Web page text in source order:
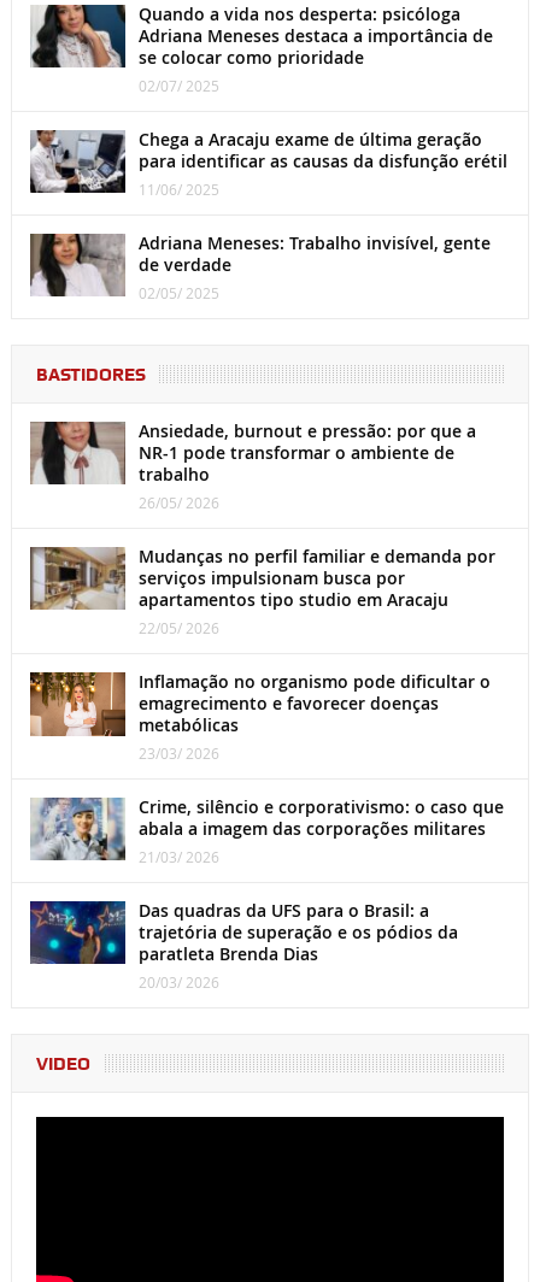
Quando a vida nos desperta: psicóloga
Adriana Meneses destaca a importância de
se colocar como prioridade
02/07/ 2025
Chega a Aracaju exame de última geração
para identificar as causas da disfunção erétil
11/06/ 2025
Adriana Meneses: Trabalho invisível, gente
de verdade
02/05/ 2025
BASTIDORES
Ansiedade, burnout e pressão: por que a
NR-1 pode transformar o ambiente de
trabalho
26/05/ 2026
Mudanças no perfil familiar e demanda por
serviços impulsionam busca por
apartamentos tipo studio em Aracaju
22/05/ 2026
Inflamação no organismo pode dificultar o
emagrecimento e favorecer doenças
metabólicas
23/03/ 2026
Crime, silêncio e corporativismo: o caso que
abala a imagem das corporações militares
21/03/ 2026
Das quadras da UFS para o Brasil: a
trajetória de superação e os pódios da
paratleta Brenda Dias
20/03/ 2026
VIDEO